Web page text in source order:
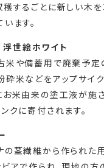
するごとに新しい木を
ます。
絵ホワイト
や備蓄用で廃棄予定
砕米などをアップサイ
米由来の塗工液が施
クに寄付されます。
の茎繊維から作られた